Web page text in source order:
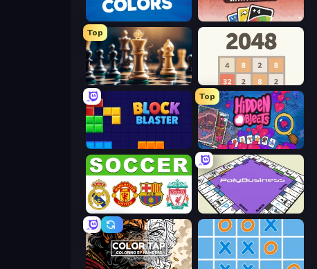
DUO With Friends
Top
Chess Free 2048
Block Blaster
Top
Hidden Objects
European Football Quiz PolyBusiness (Unofficial Monopoly)